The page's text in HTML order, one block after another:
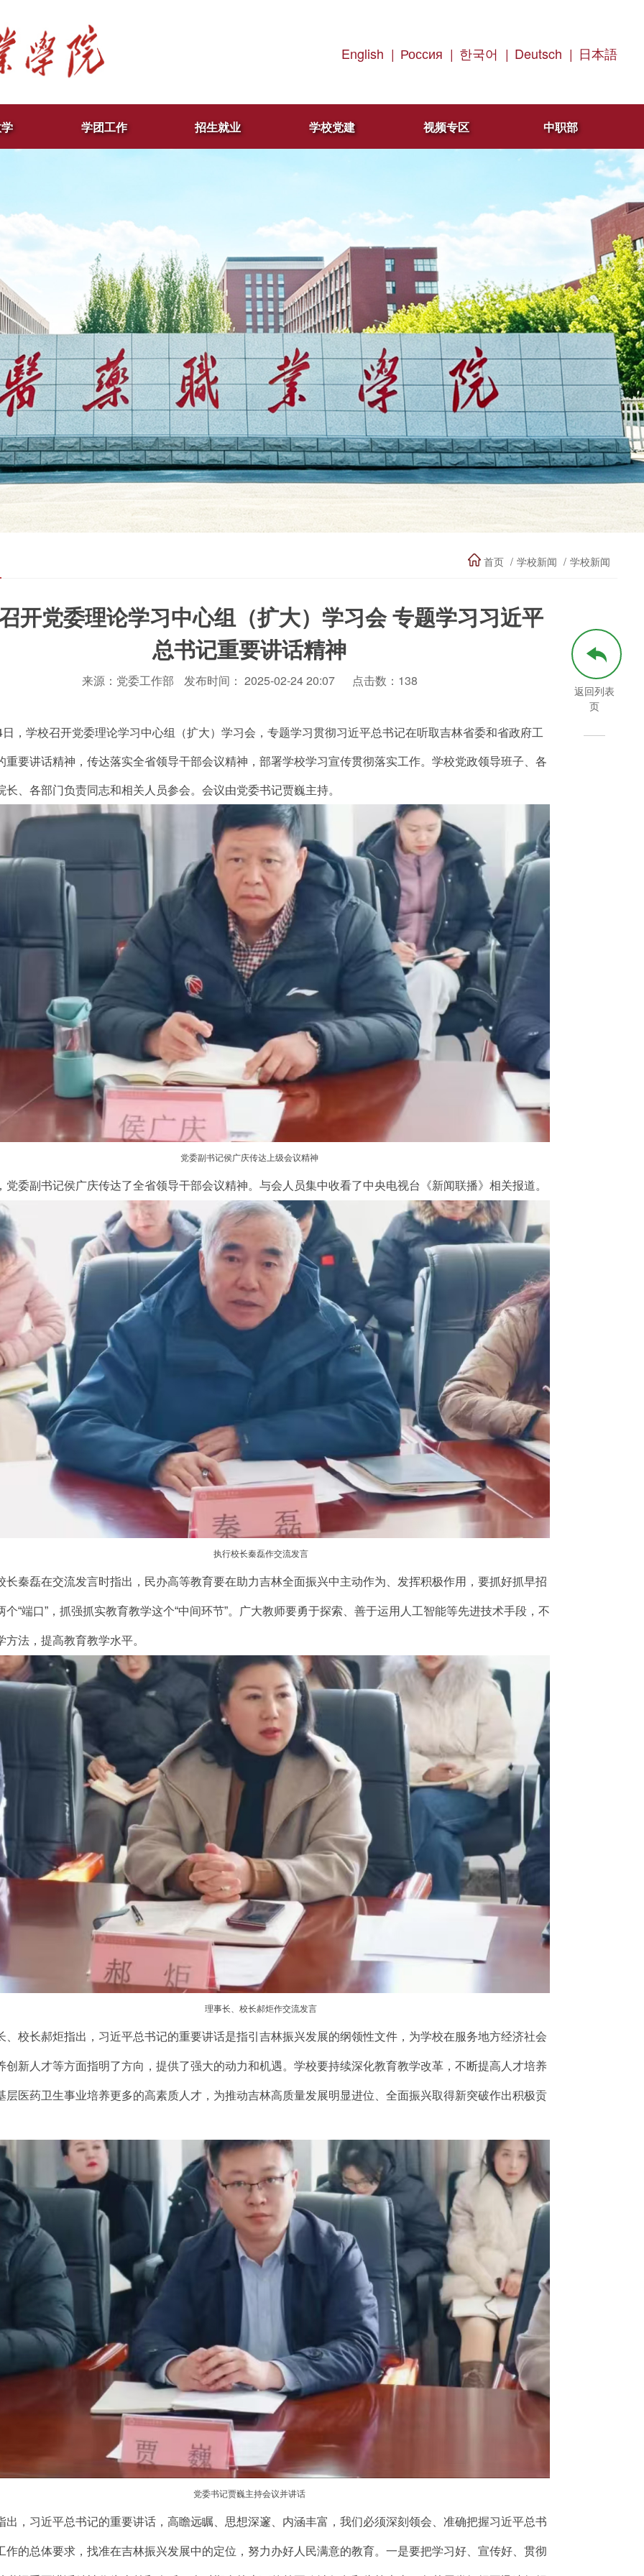
English | Россия | 한국어 | Deutsch | 日本語
学团工作 招生就业 学校党建 视频专区 中职部
首页 学校新闻 学校新闻
开党委理论学习中心组（扩大）学习会 专题学习习近平
总书记重要讲话精神
来源：党委工作部 发布时间： 2025-02-24 20:07 点击数： 138
，学校召开党委理论学习中心组（扩大）学习会，专题学习贯彻习近平总书记在听取吉林省委和省政府工
重要讲话精神，传达落实全省领导干部会议精神，部署学校学习宣传贯彻落实工作。学校党政领导班子、各
长、各部门负责同志和相关人员参会。会议由党委书记贾巍主持。
党委副书记侯广庆传达上级会议精神
党委副书记侯广庆传达了全省领导干部会议精神。与会人员集中收看了中央电视台《新闻联播》相关报道。
执行校长秦磊作交流发言
长秦磊在交流发言时指出，民办高等教育要在助力吉林全面振兴中主动作为、发挥积极作用，要抓好抓早招
个“端口”，抓强抓实教育教学这个“中间环节”。广大教师要勇于探索、善于运用人工智能等先进技术手段，不
方法，提高教育教学水平。
理事长、校长郝炬作交流发言
、校长郝炬指出，习近平总书记的重要讲话是指引吉林振兴发展的纲领性文件，为学校在服务地方经济社会
创新人才等方面指明了方向，提供了强大的动力和机遇。学校要持续深化教育教学改革，不断提高人才培养
层医药卫生事业培养更多的高素质人才，为推动吉林高质量发展明显进位、全面振兴取得新突破作出积极贡
党委书记贾巍主持会议并讲话
出，习近平总书记的重要讲话，高瞻远瞩、思想深邃、内涵丰富，我们必须深刻领会、准确把握习近平总书
作的总体要求，找准在吉林振兴发展中的定位，努力办好人民满意的教育。一是要把学习好、宣传好、贯彻
返回列表
页